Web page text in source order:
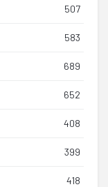
507
583
689
652
408
399
418